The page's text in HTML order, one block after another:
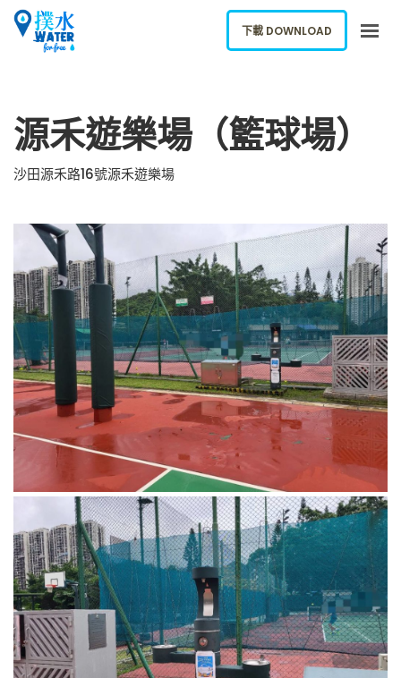
下載應用
ENGLISH
下載 DOWNLOAD
源禾遊樂場（籃球場）
沙田源禾路16號源禾遊樂場
下載 DOWNLOAD